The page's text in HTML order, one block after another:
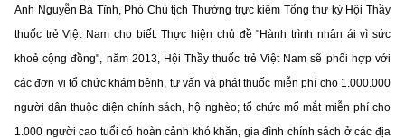
Anh Nguyễn Bá Tĩnh, Phó Chủ tịch Thường trực kiêm Tổng thư ký Hội Thầy
thuốc trẻ Việt Nam cho biết: Thực hiện chủ đề "Hành trình nhân ái vì sức
khoẻ cộng đồng", năm 2013, Hội Thầy thuốc trẻ Việt Nam sẽ phối hợp với
các đơn vị tổ chứckhám bệnh tư vấn và phát thuốc miễn phí cho1.000.000
người dân thuộc diện chính sách, hộ nghèo; tổ chức mổ mắt miễn phí cho
1.000 người cao tuổi có hoàn cảnh khó khăn, gia đình chính sách ở các địa